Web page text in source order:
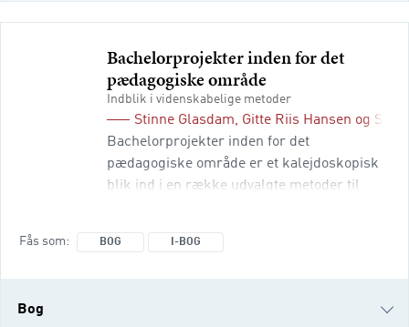
Bachelorprojekter inden for det
pædagogiske område
Indblik i videnskabelige metoder
Stinne Glasdam, Gitte Riis Hansen og
Bachelorprojekter inden for det
pædagogiske område er et kalejdoskopisk
blik ind i en række udvalgte metoder til
Fås som BOG I-BOG
Bog